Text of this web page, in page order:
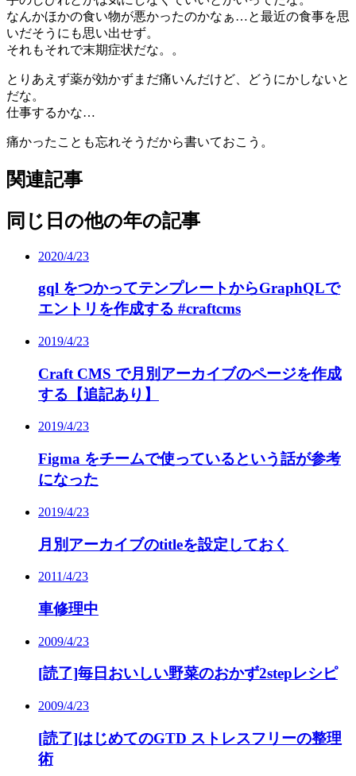
なんかほかの食い物が悪かったのかなぁ…と最近の食事を思
いだそうにも思い出せず。
それもそれで末期症状だな。。
とりあえず薬が効かずまだ痛いんだけど、どうにかしないと
だな。
仕事するかな…
痛かったことも忘れそうだから書いておこう。
関連記事
同じ日の他の年の記事
2020/4/23
gql をつかってテンプレートからGraphQLで
エントリを作成する #craftcms
2019/4/23
Craft CMS で月別アーカイブのページを作成
する【追記あり】
2019/4/23
Figma をチームで使っているという話が参考
になった
2019/4/23
月別アーカイブのtitleを設定しておく
2011/4/23
車修理中
2009/4/23
[読了]毎日おいしい野菜のおかず2stepレシピ
2009/4/23
[読了]はじめてのGTD ストレスフリーの整理
術